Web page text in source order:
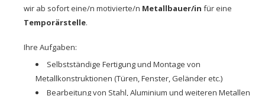
wir ab sofort eine/n motivierte/n Metallbauer/in für eine
Temporärstelle.
Ihre Aufgaben:
Selbstständige Fertigung und Montage von
Metallkonstruktionen (Türen, Fenster, Geländer etc.)
Bearbeitung von Stahl, Aluminium und weiteren Metallen